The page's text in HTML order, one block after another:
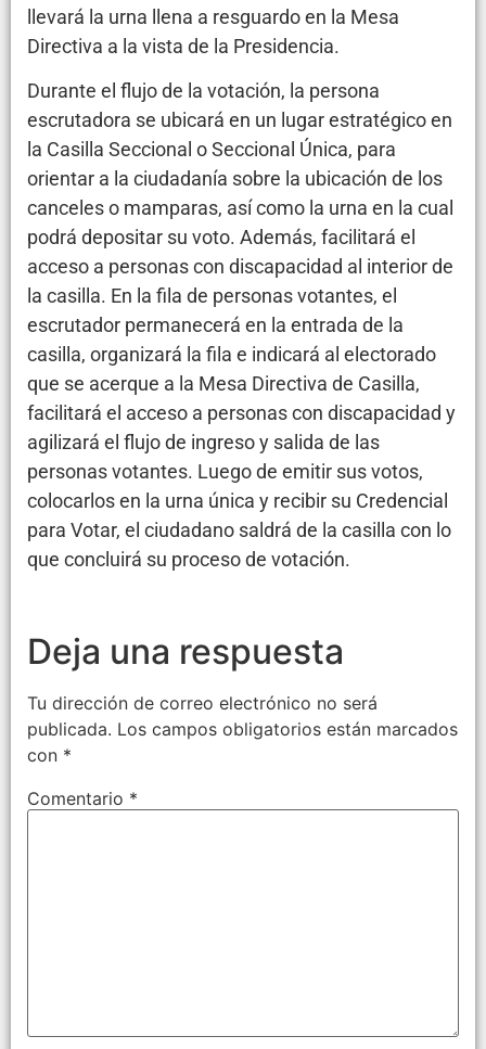
llevará la urna llena a resguardo en la Mesa
Directiva a la vista de la Presidencia.
Durante el flujo de la votación, la persona
escrutadora se ubicará en un lugar estratégico en
la Casilla Seccional o Seccional Única, para
orientar a la ciudadanía sobre la ubicación de los
canceles o mamparas, así como la urna en la cual
podrá depositar su voto. Además, facilitará el
acceso a personas con discapacidad al interior de
la casilla. En la fila de personas votantes, el
escrutador permanecerá en la entrada de la
casilla, organizará la fila e indicará al electorado
que se acerque a la Mesa Directiva de Casilla,
facilitará el acceso a personas con discapacidad y
agilizará el flujo de ingreso y salida de las
personas votantes. Luego de emitir sus votos,
colocarlos en la urna única y recibir su Credencial
para Votar, el ciudadano saldrá de la casilla con lo
que concluirá su proceso de votación.
Deja una respuesta
Tu dirección de correo electrónico no será
publicada. Los campos obligatorios están marcados
con *
Comentario *